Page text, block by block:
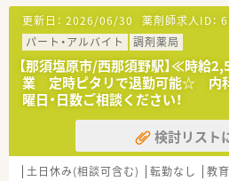
【企業の特徴】
■栃木県内に4店舗展開していま
■健康相談から在宅医療まで患者
制です。
■小規模運営ならではの風通しの
復帰率も高く、働きやすい環境が
■福利厚生も充実！社員旅行や宿
等、社員に優しい環境です。
■未経験・ブランクのある方でも
軽にご相談ください。
更新日： 2026/06/30 薬剤師求人ID：
パート・アルバイト
調剤薬局
【那須塩原市/西那須野駅】≪時
業 定時ピタリで退勤可能☆ 内
曜日・日数ご相談ください！
検討リスト
土日休み(相談可含む) 転勤なし 教